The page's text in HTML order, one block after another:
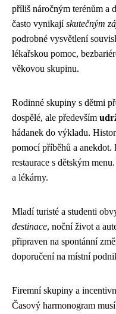
příliš náročným terénům a
často vynikajískutečným
podrobné vysvětlení
lékařskou pomoc,
věkovou skupinu.
Rodinné skupiny s dětmi
dospělé, ale především
hádanek do výkladu.
pomocí příběhů a anekdot.
restaurace s dětským
a lékárny.
Mladí turisté a studenti
destinace, noční život a
připraven na spontánní
doporučení na místní
Firemní skupiny a
Časový harmonogram